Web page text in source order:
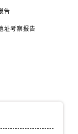
告
址考察报告